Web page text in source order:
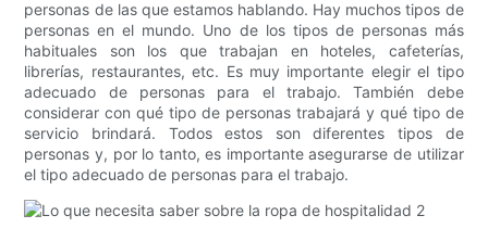
personas de las que estamos hablando. Hay muchos tipos de
personas en el mundo. Uno de los tipos de personas más
habituales son los que trabajan en hoteles, cafeterías,
librerías, restaurantes, etc. Es muy importante elegir el tipo
adecuado de personas para el trabajo. También debe
considerar con qué tipo de personas trabajará y qué tipo de
servicio brindará. Todos estos son diferentes tipos de
personas y, por lo tanto, es importante asegurarse de utilizar
el tipo adecuado de personas para el trabajo.